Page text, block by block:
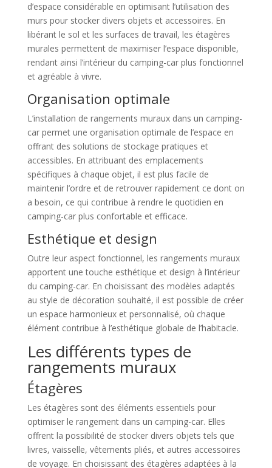
d’espace considérable en optimisant l’utilisation des
murs pour stocker divers objets et accessoires. En
libérant le sol et les surfaces de travail, les étagères
murales permettent de maximiser l’espace disponible,
rendant ainsi l’intérieur du camping-car plus fonctionnel
et agréable à vivre.
Organisation optimale
L’installation de rangements muraux dans un camping-
car permet une organisation optimale de l’espace en
offrant des solutions de stockage pratiques et
accessibles. En attribuant des emplacements
spécifiques à chaque objet, il est plus facile de
maintenir l’ordre et de retrouver rapidement ce dont on
a besoin, ce qui contribue à rendre le quotidien en
camping-car plus confortable et efficace.
Esthétique et design
Outre leur aspect fonctionnel, les rangements muraux
apportent une touche esthétique et design à l’intérieur
du camping-car. En choisissant des modèles adaptés
au style de décoration souhaité, il est possible de créer
un espace harmonieux et personnalisé, où chaque
élément contribue à l’esthétique globale de l’habitacle.
Les différents types de
rangements muraux
Étagères
Les étagères sont des éléments essentiels pour
optimiser le rangement dans un camping-car. Elles
offrent la possibilité de stocker divers objets tels que
livres, vaisselle, vêtements pliés, et autres accessoires
de voyage. En choisissant des étagères adaptées à la